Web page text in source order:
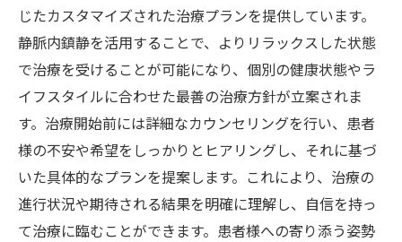
じたカスタマイズされた治療プランを提供しています。
静脈内鎮静を活用することで、よりリラックスした状態
で治療を受けることが可能になり、個別の健康状態やラ
イフスタイルに合わせた最善の治療方針が立案されま
す。治療開始前には詳細なカウンセリングを行い、患者
様の不安や希望をしっかりとヒアリングし、それに基づ
いた具体的なプランを提案します。これにより、治療の
進行状況や期待される結果を明確に理解し、自信を持っ
て治療に臨むことができます。患者様への寄り添う姿勢